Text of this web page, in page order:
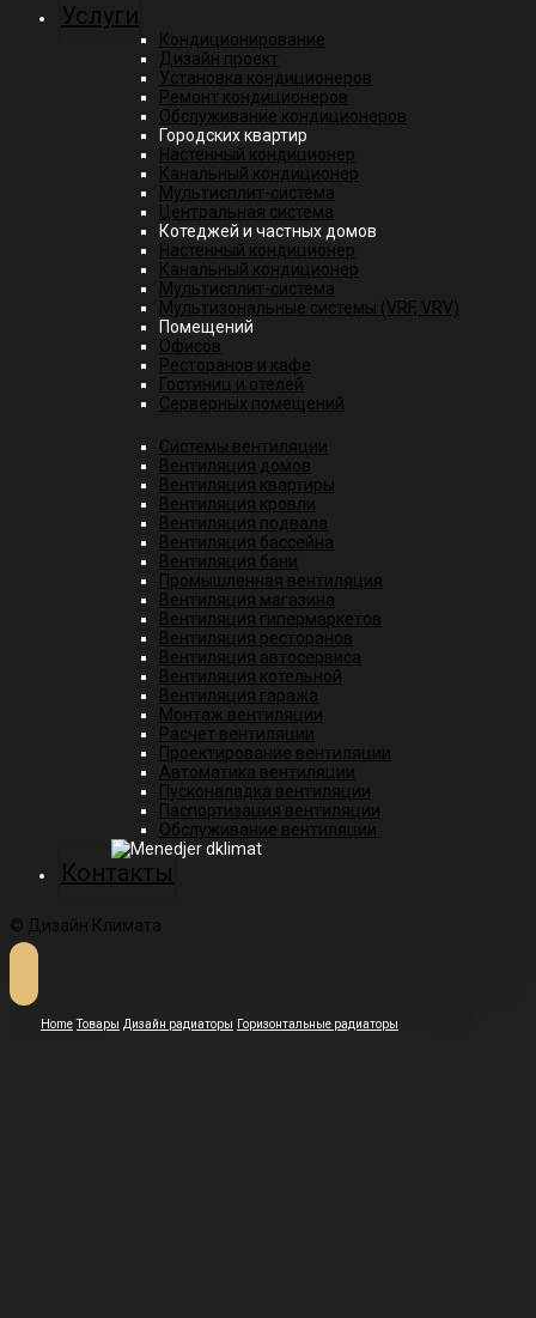
Услуги
Кондиционирование
Дизайн проект
Установка кондиционеров
Ремонт кондиционеров
Обслуживание кондиционеров
Городских квартир
Настенный кондиционер
Канальный кондиционер
Мультисплит-система
Центральная система
Котеджей и частных домов
Настенный кондиционер
Канальный кондиционер
Мультисплит-система
Мультизональные системы (VRF, VRV)
Помещений
Офисов
Ресторанов и кафе
Гостиниц и отелей
Серверных помещений
Системы вентиляции
Вентиляция домов
Вентиляция квартиры
Вентиляция кровли
Вентиляция подвала
Вентиляция бассейна
Вентиляция бани
Промышленная вентиляция
Вентиляция магазина
Вентиляция гипермаркетов
Вентиляция ресторанов
Вентиляция автосервиса
Вентиляция котельной
Вентиляция гаража
Монтаж вентиляции
Расчет вентиляции
Проектирование вентиляции
Автоматика вентиляции
Пусконаладка вентиляции
Паспортизация вентиляции
Обслуживание вентиляции
Контакты
© Дизайн Климата
Home Товары Дизайн радиаторы Горизонтальные радиаторы